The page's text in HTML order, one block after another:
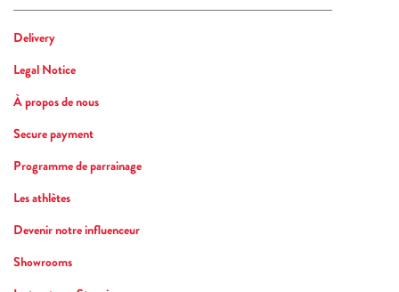
Delivery
Legal Notice
À propos de nous
Secure payment
Programme de parrainage
Les athlètes
Devenir notre influenceur
Showrooms